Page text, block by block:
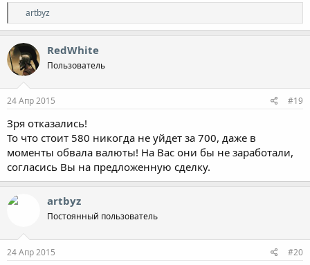
Р
е
а
к
ц
и
и
:
artbyz
RedWhite
Пользователь
24 Апр 2015 #19
Зря отказались!
То что стоит 580 никогда не уйдет за 700, даже в
моменты обвала валюты! На Вас они бы не заработали,
согласись Вы на предложенную сделку.
artbyz
Постоянный пользователь
24 Апр 2015 #20